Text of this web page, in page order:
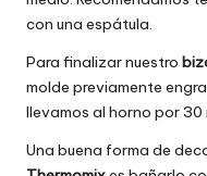
con una espátula.
Para finalizar nuestro
molde previamente
llevamos al horno por 30
Una buena forma de